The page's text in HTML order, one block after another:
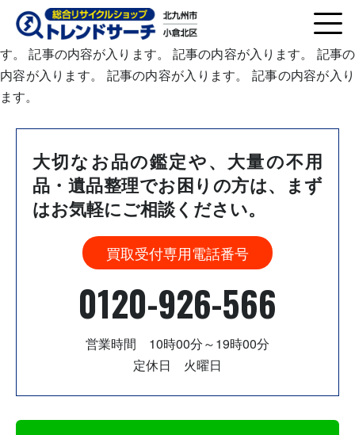
記事の内容が入ります。 記事の内容が入ります。 記事の内容
が入ります。 記事の内容が入ります。 記事の内容が入りま
す。 記事の内容が入ります。 記事の内容が入ります。 記事の
内容が入ります。 記事の内容が入ります。 記事の内容が入り
ます。
大切なお品の鑑定や、大量の不用
品・遺品整理でお困りの方は、
まず
はお気軽にご相談ください。
買取受付専用電話番号
0120-926-566
営業時間 10時00分～19時00分
定休日 火曜日